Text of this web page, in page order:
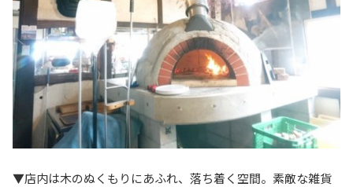
▼店内は木のぬくもりにあふれ、落ち着く空間。素敵な雑貨